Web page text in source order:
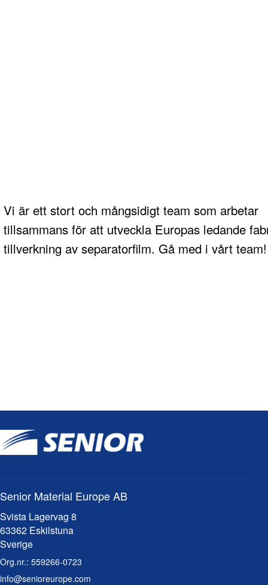
Vi är ett stort och mångsidigt team som arbetar
tillsammans för att utveckla Europas ledande
tillverkning av separatorfilm. Gå med i vårt team!
Senior Material Europe AB
Svista Lagervag 8
63362 Eskilstuna
Sverige
Org.nr.: 559266-0723
info@senioreurope.com